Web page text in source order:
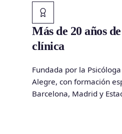
Más de 20 años
clínica
Fundada por la
Alegre, con formación
Barcelona, Madrid y